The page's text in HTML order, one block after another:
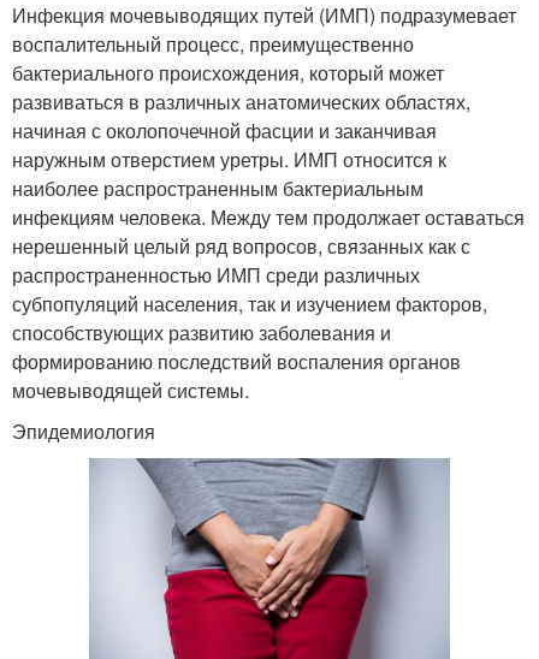
Инфекция мочевыводящих путей (ИМП) подразумевает
воспалительный процесс, преимущественно
бактериального происхождения, который может
развиваться в различных анатомических областях,
начиная с околопочечной фасции и заканчивая
наружным отверстием уретры. ИМП относится к
наиболее распространенным бактериальным
инфекциям человека. Между тем продолжает оставаться
нерешенный целый ряд вопросов, связанных как с
распространенностью ИМП среди различных
субпопуляций населения, так и изучением факторов,
способствующих развитию заболевания и
формированию последствий воспаления органов
мочевыводящей системы.
Эпидемиология